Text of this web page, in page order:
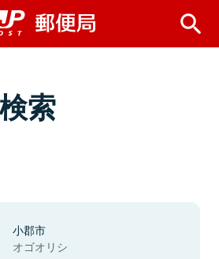
索
小郡市
オゴオリシ